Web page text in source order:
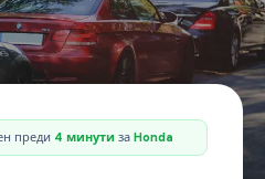
преди 17 минути заHonda